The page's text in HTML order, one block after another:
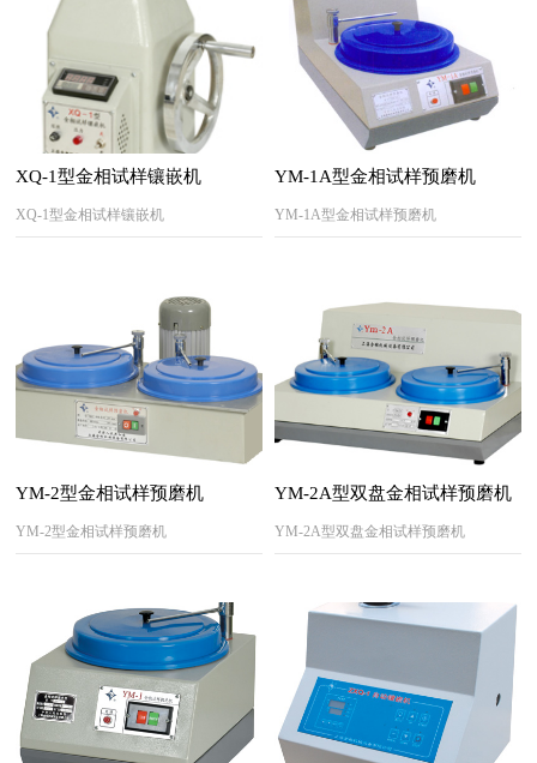
XQ-1型金相试样镶嵌机
XQ-1型金相试样镶嵌机
YM-1A型金相试样预磨机
YM-1A型金相试样预磨机
YM-2型金相试样预磨机
YM-2型金相试样预磨机
YM-2A型双盘金相试样预磨机
YM-2A型双盘金相试样预磨机